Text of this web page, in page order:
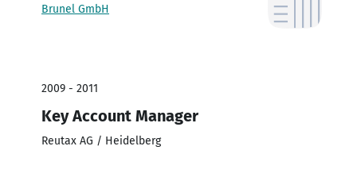
Brunel GmbH
2009 - 2011
Key Account Manager
Reutax AG / Heidelberg